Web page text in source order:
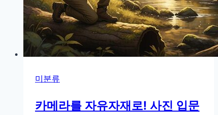
미분류
카메라를 자유자재로! 사진 입문